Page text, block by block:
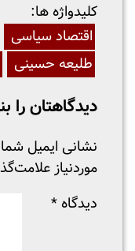
:کلیدواژه ها
اقتصاد سیاسی
طلیعه حسینی
دیدگاهتان را
نشانی ایمیل
موردنیاز
دیدگاه *